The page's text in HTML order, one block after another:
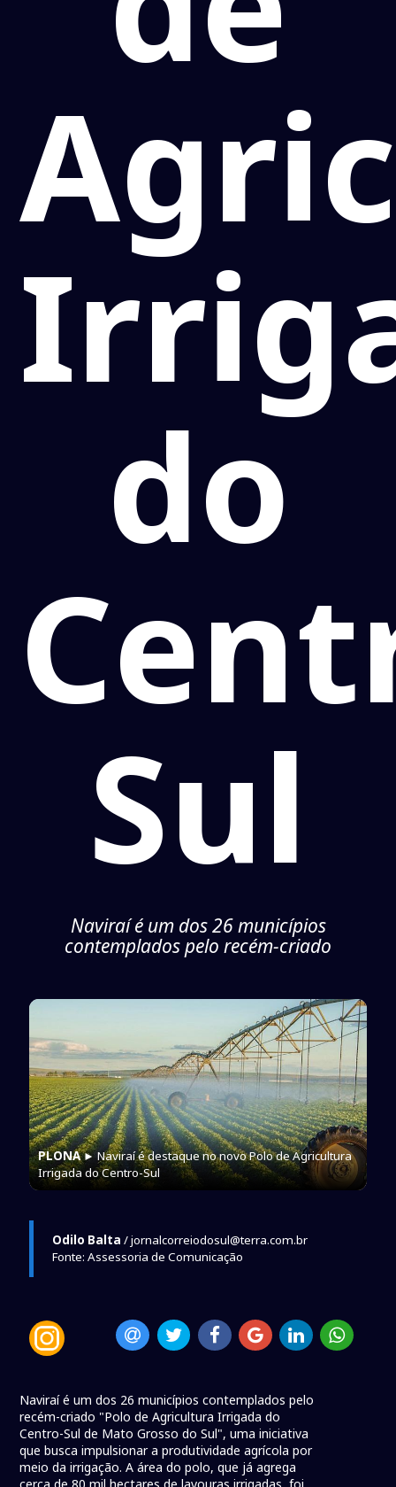
do
Sul
Naviraí é um dos 26 municípios
contemplados pelo recém-criado
PLONA► Naviraí é destaque no novo Polo de Agricultura
Irrigada do Centro-Sul
Odilo Balta / jornalcorreiodosul@terra.com.br
Fonte: Assessoria de Comunicação
Naviraí é um dos 26 municípios contemplados pelo
recém-criado "Polo de Agricultura Irrigada do
Centro-Sul de Mato Grosso do Sul", uma iniciativa
que busca impulsionar a produtividade agrícola por
meio da irrigação. A área do polo, que já agrega